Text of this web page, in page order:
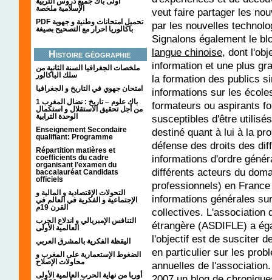
الإسلامية ملخصة
PDF تحميل امتحانات وطنية و جهوية
باكالوريا احرار مع التصحيح بصيغة
Histoire géographie
ملخصات الجغرافيا السنة الثانية من
سلك الباكالور
امتحان جهوي في التاريخ و الجغرافيا
1 باك علوم – تاريخ : نضال المغرب
من أجل تحقيق الاستقلال و استكمال
الوحدة الترابية
Enseignement Secondaire
qualifiant: Programme
Répartition matières et
coefficients du cadre
organisant l’examen du
baccalauréat Candidats
officiels
التحولات الإقتصادية و المالية و
الإجتماعية و الفكرية في العالم في
القرن 19م
التنافس الإمبريالي و اندلاع الحرب
العالمية الأولى
اليقظة الفكرية بالمشرق العربي
الضغوط الإستعمارية على المغرب و
محاولات الإصلاح
أوربا من نهاية الحرب العالمية الأولى
veut faire partager les
par les nouvelles
Signalons également le
langue chinoise, dont
information et une plus
la formation des publics
informations sur les
formateurs ou aspirants
susceptibles d'être
destiné quant à lui à la
défense des droits des
informations d'ordre
différents acteurs du
professionnels) en
informations générales
collectives. L'association
étrangère (ASDIFLE) a
l'objectif est de susciter
en particulier sur les
annuelles de